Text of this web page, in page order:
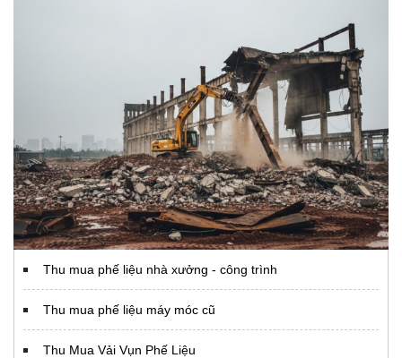
Thu mua phế liệu nhà xưởng - công trình
Thu mua phế liệu máy móc cũ
Thu Mua Vải Vụn Phế Liệu